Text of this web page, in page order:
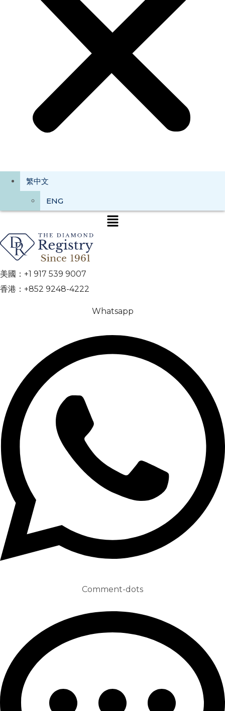
繁中文
ENG
美國：+1 917 539 9007
香港：+852 9248-4222
Whatsapp
Comment-dots